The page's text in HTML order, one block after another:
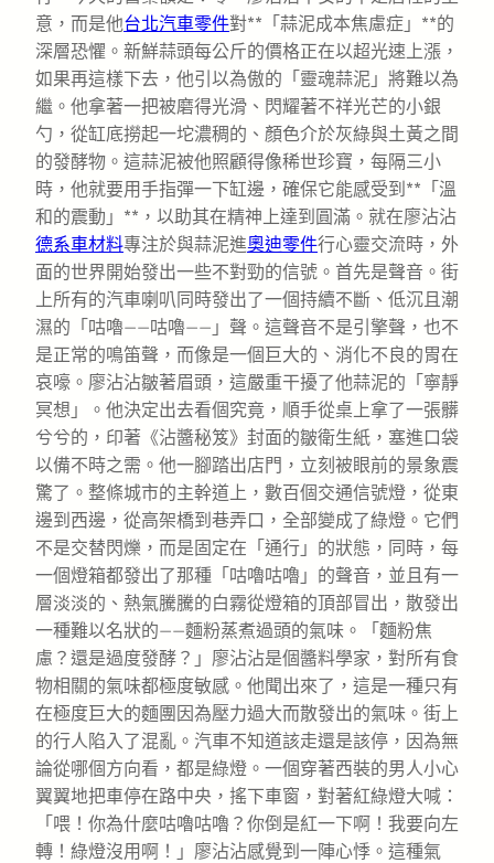
意，而是他台北汽車零件對**「蒜泥成本焦慮症」**的
深層恐懼。新鮮蒜頭每公斤的價格正在以超光速上漲，
如果再這樣下去，他引以為傲的「靈魂蒜泥」將難以為
繼。他拿著一把被磨得光滑、閃耀著不祥光芒的小銀
勺，從缸底撈起一坨濃稠的、顏色介於灰綠與土黃之間
的發酵物。這蒜泥被他照顧得像稀世珍寶，每隔三小
時，他就要用手指彈一下缸邊，確保它能感受到**「溫
和的震動」**，以助其在精神上達到圓滿。就在廖沾沾
德系車材料專注於與蒜泥進奧迪零件行心靈交流時，外
面的世界開始發出一些不對勁的信號。首先是聲音。街
上所有的汽車喇叭同時發出了一個持續不斷、低沉且潮
濕的「咕嚕——咕嚕——」聲。這聲音不是引擎聲，也不
是正常的鳴笛聲，而像是一個巨大的、消化不良的胃在
哀嚎。廖沾沾皺著眉頭，這嚴重干擾了他蒜泥的「寧靜
冥想」。他決定出去看個究竟，順手從桌上拿了一張髒
兮兮的，印著《沾醬秘笈》封面的皺衛生紙，塞進口袋
以備不時之需。他一腳踏出店門，立刻被眼前的景象震
驚了。整條城市的主幹道上，數百個交通信號燈，從東
邊到西邊，從高架橋到巷弄口，全部變成了綠燈。它們
不是交替閃爍，而是固定在「通行」的狀態，同時，每
一個燈箱都發出了那種「咕嚕咕嚕」的聲音，並且有一
層淡淡的、熱氣騰騰的白霧從燈箱的頂部冒出，散發出
一種難以名狀的——麵粉蒸煮過頭的氣味。「麵粉焦
慮？還是過度發酵？」廖沾沾是個醬料學家，對所有食
物相關的氣味都極度敏感。他聞出來了，這是一種只有
在極度巨大的麵團因為壓力過大而散發出的氣味。街上
的行人陷入了混亂。汽車不知道該走還是該停，因為無
論從哪個方向看，都是綠燈。一個穿著西裝的男人小心
翼翼地把車停在路中央，搖下車窗，對著紅綠燈大喊：
「喂！你為什麼咕嚕咕嚕？你倒是紅一下啊！我要向左
轉！綠燈沒用啊！」廖沾沾感覺到一陣心悸。這種氣